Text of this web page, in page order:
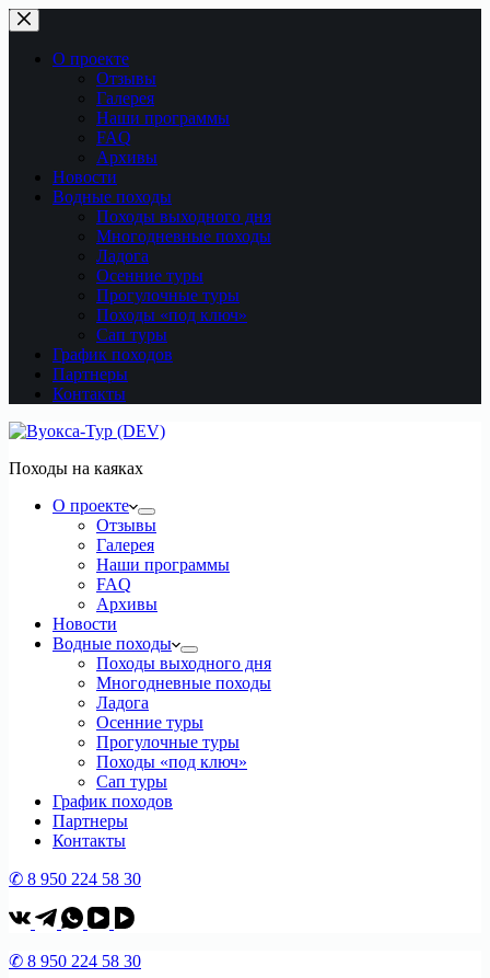
Перейти
к
сути
О проекте
Отзывы
Галерея
Наши программы
FAQ
Архивы
Новости
Водные походы
Походы выходного дня
Многодневные походы
Ладога
Осенние туры
Прогулочные туры
Походы «под ключ»
Сап туры
График походов
Партнеры
Контакты
Походы на каяках
О проекте
Отзывы
Галерея
Наши программы
FAQ
Архивы
Новости
Водные походы
Походы выходного дня
Многодневные походы
Ладога
Осенние туры
Прогулочные туры
Походы «под ключ»
Сап туры
График походов
Партнеры
Контакты
✆ 8 950 224 58 30
✆ 8 950 224 58 30